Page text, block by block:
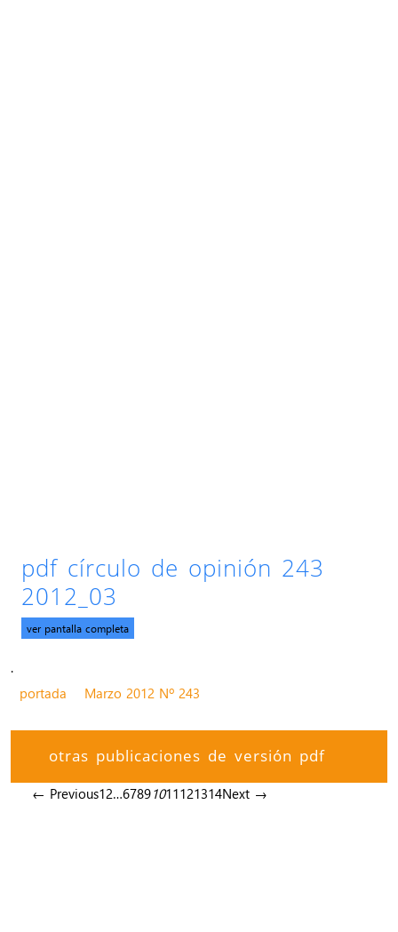
pdf círculo de opinión 243
2012_03
ver pantalla completa
.
portada
Marzo 2012 Nº 243
otras publicaciones de versión pdf
← Previous12…67891011121314Next →